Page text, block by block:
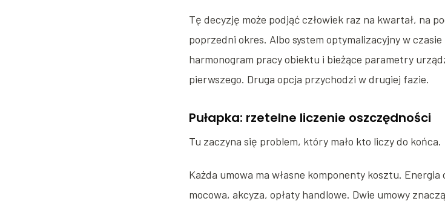
Tę decyzję może podjąć człowiek raz na kwartał, na
poprzedni okres. Albo system optymalizacyjny w
harmonogram pracy obiektu i bieżące parametry
pierwszego. Druga opcja przychodzi w drugiej fazie.
Pułapka: rzetelne liczenie oszczędności
Tu zaczyna się problem, który mało kto liczy do końca.
Każda umowa ma własne komponenty kosztu.
mocowa, akcyza, opłaty handlowe. Dwie umowy